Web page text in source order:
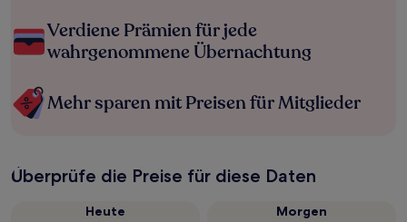
Verdiene Prämien für jede
wahrgenommene Übernachtung
Mehr sparen mit Preisen für Mitglieder
Überprüfe die Preise für diese Daten
Heute
Morgen